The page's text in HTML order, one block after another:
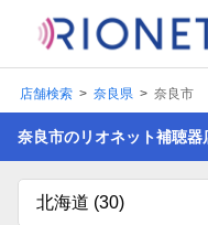
店舗検索 奈良県 奈良市
奈良市のリオネット補聴器